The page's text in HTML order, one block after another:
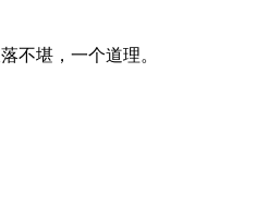
不堪，一个道理。